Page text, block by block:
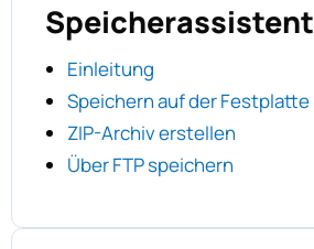
Speicherassistent
Einleitung
Speichern auf der Festplatte
ZIP-Archiv erstellen
Über FTP speichern